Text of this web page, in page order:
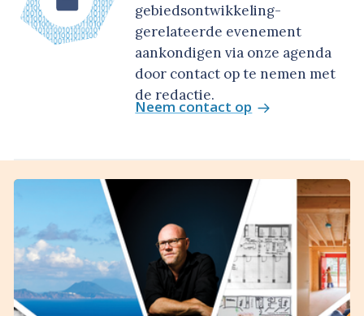
gebiedsontwikkeling-
gerelateerde evenement
aankondigen via onze agenda
door contact op te nemen met
de redactie.
Neem contact op